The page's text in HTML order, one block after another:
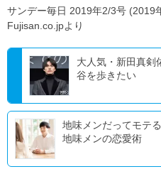
サンデー毎日 2019年2/3号 (2019
Fujisan.co.jpより
大人気・新田真剣
谷を歩きたい
地味メンだってモテ
地味メンの恋愛術